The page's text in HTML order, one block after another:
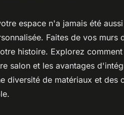
espace n'a jamais été
Faites de vos
histoire. Explorez
salon et les avantages
diversité de matériaux et